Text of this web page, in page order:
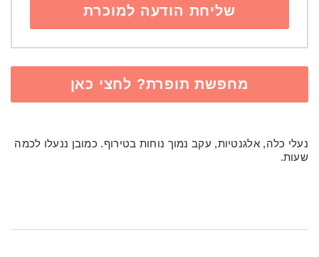
מחפשת תופרת? לחצי כאן
נעלי כלה, אלגנטיות, עקב נמוך נוחות בטירוף. כמובן ננעלו לכמה
שעות.